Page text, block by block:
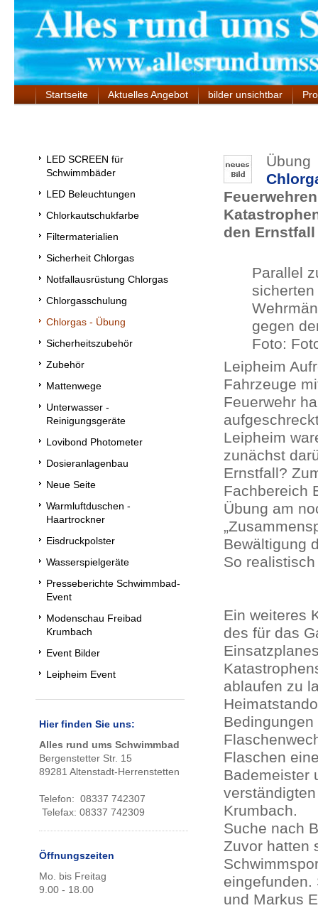
Startseite Aktuelles Angebot bilder unsichtbar
LED SCREEN für
Schwimmbäder
LED Beleuchtungen
Chlorkautschukfarbe
Filtermaterialien
Sicherheit Chlorgas
Notfallausrüstung Chlorgas
Chlorgasschulung
Chlorgas - Übung
Sicherheitszubehör
Zubehör
Mattenwege
Unterwasser -
Reinigungsgeräte
Lovibond Photometer
Dosieranlagenbau
Neue Seite
Warmluftduschen -
Haartrockner
Eisdruckpolster
Wasserspielgeräte
Presseberichte Schwimmbad-
Event
Modenschau Freibad
Krumbach
Event Bilder
Leipheim Event
Hier finden Sie uns:
Alles rund ums Schwimmbad
Bergenstetter Str. 15
89281 Altenstadt-Herrenstetten
Telefon: 08337 742307
Telefax: 08337 742309
Öffnungszeiten
Mo. bis Freitag
9.00 - 18.00
Übung
den Ernstfall
Parallel
gegen
Foto:
Leipheim
Fahrzeuge
Feuerwehr
Leipheim
zunächst
Ernstfall?
Fachbereich
Übung am
Bewältigung
So
Ein weiteres
des für das
ablaufen zu
Flaschen
Bademeister
Krumbach.
Suche nach
Zuvor hatten
eingefunden.
und Markus